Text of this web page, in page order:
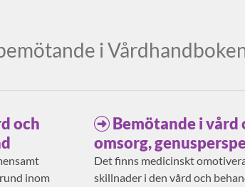
i
och
inom
Bemötande i vård
omsorg,
Det finns medicinskt
skillnader i den vård och